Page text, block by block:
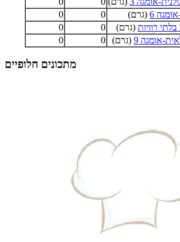
6
(גרם) 0
0
רוויות (גרם) 0
0
אומגה 9
(גרם) 0
0
מתכונים חלופיים